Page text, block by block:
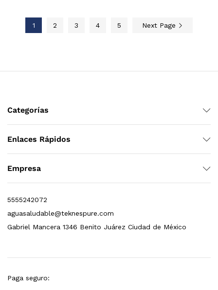
1 2 3 4 5 Next Page
Categorías
Enlaces Rápidos
Empresa
5555242072
aguasaludable@teknespure.com
Gabriel Mancera 1346 Benito Juárez Ciudad de México
Paga seguro:
Leer más
Sedimentos Y Carbón Activado
al carrito